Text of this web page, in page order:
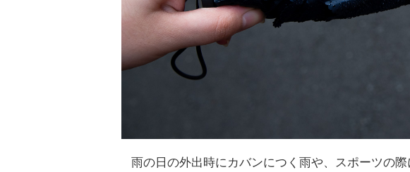
雨の日の外出時にカバンにつく雨や、スポーツの